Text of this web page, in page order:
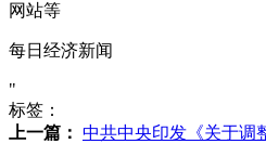
网站等
每日经济新闻
"
标签：
上一篇： 中共中央印发《关于调